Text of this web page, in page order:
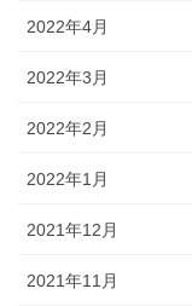
2022年4月
2022年3月
2022年2月
2022年1月
2021年12月
2021年11月